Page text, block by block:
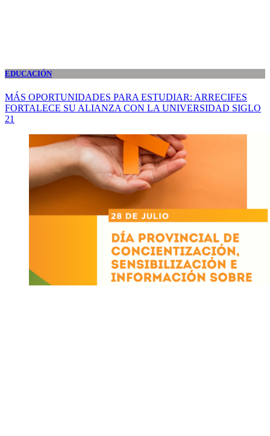
EDUCACIÓN
MÁS OPORTUNIDADES PARA ESTUDIAR: ARRECIFES
FORTALECE SU ALIANZA CON LA UNIVERSIDAD SIGLO
21